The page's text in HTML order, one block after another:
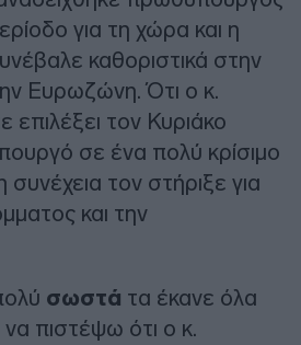
για τη χώρα και η
καθοριστικά στην
Ευρωζώνη. Ότι ο κ.
επιλέξει τον Κυριάκο
σε ένα πολύ κρίσιμο
συνέχεια τον στήριξε για
και την
σωστά τα έκανε όλα
πιστέψω ότι ο κ.